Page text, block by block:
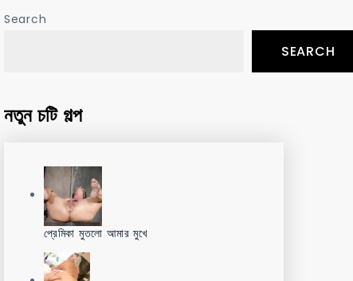
Search
SEARCH
নতুন চটি গল্প
প্রেমিকা মুতলো আমার মুখে